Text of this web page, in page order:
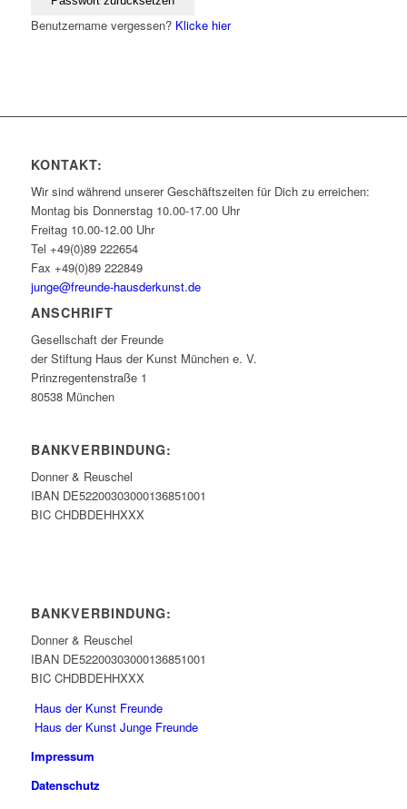
Benutzername vergessen? Klicke hier
KONTAKT:
Wir sind während unserer Geschäftszeiten für Dich zu erreichen:
Montag bis Donnerstag 10.00-17.00 Uhr
Freitag 10.00-12.00 Uhr
Tel +49(0)89 222654
Fax +49(0)89 222849
junge@freunde-hausderkunst.de
ANSCHRIFT
Gesellschaft der Freunde
der Stiftung Haus der Kunst München e. V.
Prinzregentenstraße 1
80538 München
BANKVERBINDUNG:
Donner & Reuschel
IBAN DE52200303000136851001
BIC CHDBDEHHXXX
BANKVERBINDUNG:
Donner & Reuschel
IBAN DE52200303000136851001
BIC CHDBDEHHXXX
Haus der Kunst Freunde
Haus der Kunst Junge Freunde
Impressum
Datenschutz